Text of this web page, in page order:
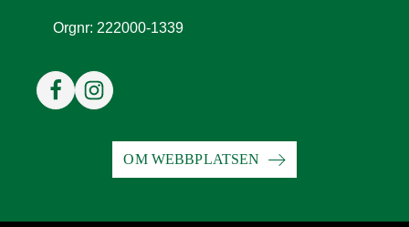
Orgnr: 222000-1339
OM WEBBPLATSEN